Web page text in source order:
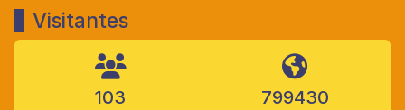
Visitantes
103 799430